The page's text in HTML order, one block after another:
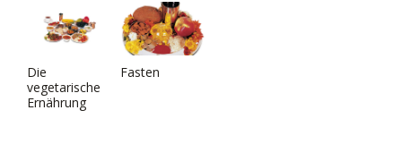
Die
vegetarische
Ernährung
Fasten